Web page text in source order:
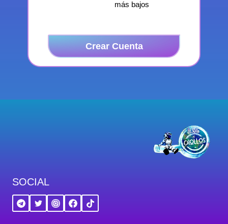
más bajos
Crear Cuenta
SOCIAL